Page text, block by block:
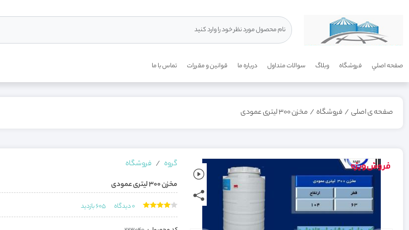
صفحه اصلي فروشگاه وبلاگ سوالات متداول درباره ما قوانين و مقررات تماس با ما
صفحه ی اصلی / فروشگاه / مخزن 300 لیتری عمودی
گروه
فروشگاه
مخزن 300 لیتری عمودی
0دیدگاه 605بازدید